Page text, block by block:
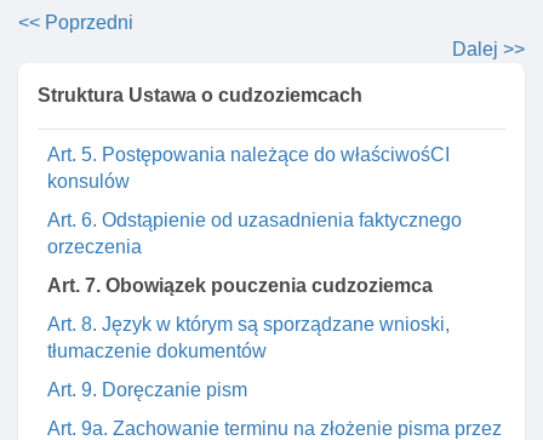
<< Poprzedni
Dalej >>
Struktura Ustawa o cudzoziemcach
Art. 2. Wyłączenie stosowania ustawy
Art. 4. Wyłączenie stosowania przepisu ustawy o
Art. 5. Postępowania należące do właściwośCI
konsulów
Art. 6. Odstąpienie od uzasadnienia faktycznego
orzeczenia
Art. 7. Obowiązek pouczenia cudzoziemca
Art. 8. Język w którym są sporządzane wnioski,
tłumaczenie dokumentów
Art. 9. Doręczanie pism
Art. 9a. Zachowanie terminu na złożenie pisma przez